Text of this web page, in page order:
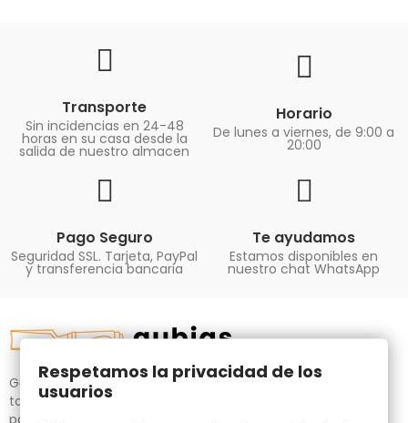
Transporte
Sin incidencias en 24-48
horas en su casa desde la
salida de nuestro almacen
Horario
De lunes a viernes, de 9:00 a
20:00
Pago Seguro
Seguridad SSL. Tarjeta, PayPal
y transferencia bancaria
Te ayudamos
Estamos disponibles en
nuestro chat WhatsApp
Gubias.com.es, tu tienda especializada en talla de madera,
tornos para bricolaje y maquinaria para la madera auxiliar
para tus necesidades.
Respetamos la privacidad de los
usuarios